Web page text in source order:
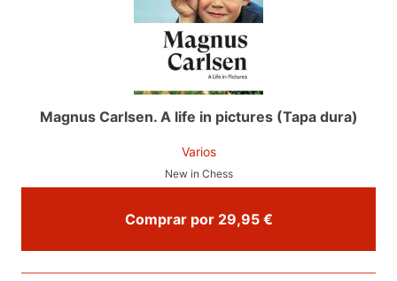
Magnus Carlsen. A life in pictures (Tapa dura)
Varios
New in Chess
Comprar por 29,95 €